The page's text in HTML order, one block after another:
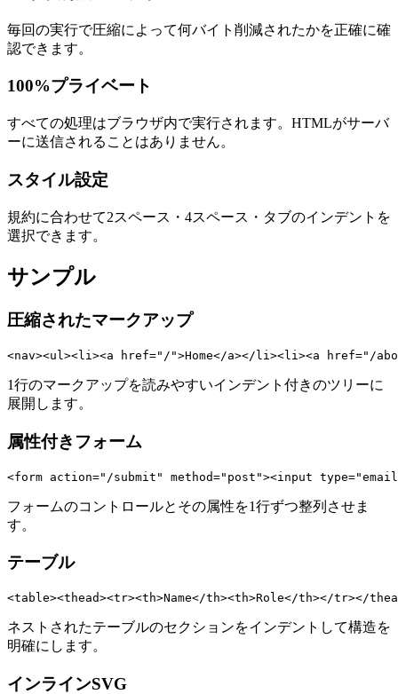
毎回の実行で圧縮によって何バイト削減されたかを正確に確
認できます。
100%プライベート
すべての処理はブラウザ内で実行されます。HTMLがサーバ
ーに送信されることはありません。
スタイル設定
規約に合わせて2スペース・4スペース・タブのインデントを
選択できます。
サンプル
圧縮されたマークアップ
<nav><ul><li><a href="/">Home</a></li><li><a href="/
1行のマークアップを読みやすいインデント付きのツリーに
展開します。
属性付きフォーム
<form action="/submit" method="post"><input
フォームのコントロールとその属性を1行ずつ整列させま
す。
テーブル
<table><thead><tr><th>Name</th><th>Role</th></tr></
ネストされたテーブルのセクションをインデントして構造を
明確にします。
インラインSVG